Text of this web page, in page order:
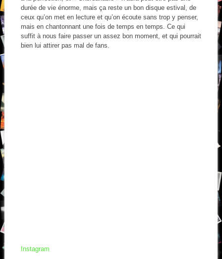
durée de vie énorme, mais ça reste un bon disque estival, de
ceux qu’on met en lecture et qu’on écoute sans trop y penser,
mais en chantonnant une fois de temps en temps. Ce qui
suffit à nous faire passer un assez bon moment, et qui pourrait
bien lui attirer pas mal de fans.
Instagram